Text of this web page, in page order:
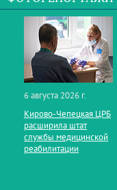
6 августа 2026 г.
Кирово‑Чепецкая ЦРБ
расширила штат
службы медицинской
реабилитации